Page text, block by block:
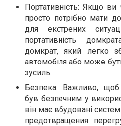
Портативність: Якщо
просто потрібно мати
для екстрених
портативність
домкрат, який легко
автомобіля або може
зусиль.
Безпека: Важливо, щоб
був безпечним у
він має вбудовані
предотвращения